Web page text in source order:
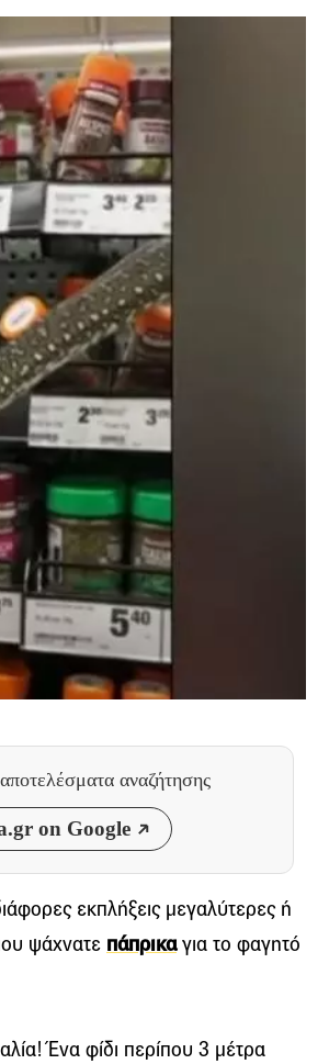
αναζήτησης
on Google
εκπλήξεις μεγαλύτερες ή
ψάχνατε πάπρικαγια το φαγητό
Ένα φίδι περίπου 3 μέτρα